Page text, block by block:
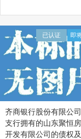
即
已认证
齐商银行股份有限公
支行拥有的山东聚恒
开发有限公司的债权